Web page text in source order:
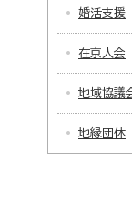
婚活支援
在京人会
地域協議
地縁団体